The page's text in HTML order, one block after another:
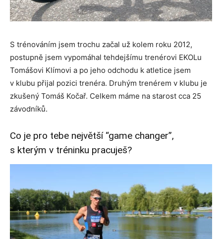
S trénováním jsem trochu začal už kolem roku 2012,
postupně jsem vypomáhal tehdejšímu trenérovi EKOLu
Tomášovi Klímovi a po jeho odchodu k atletice jsem
v klubu přijal pozici trenéra. Druhým trenérem v klubu je
zkušený Tomáš Kočař. Celkem máme na starost cca 25
závodníků.
Co je pro tebe největší “game changer”,
s kterým v tréninku pracuješ?